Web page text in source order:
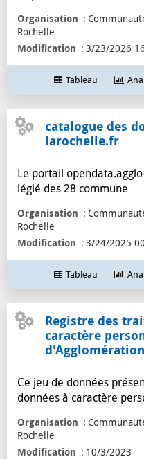
Organisation
Rochelle
Modification
3/23/2026
Tableau
catalogue des
larochelle.fr
Le portail
légié des 28 commune
Organisation
Rochelle
Modification
3/24/2025
Tableau
Registre des
caractère
Ce jeu de données
données à caractère
Organisation
Rochelle
Modification
10/3/2023